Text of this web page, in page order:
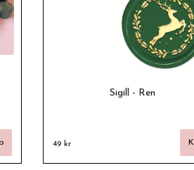
Sigill - Ren
49 kr